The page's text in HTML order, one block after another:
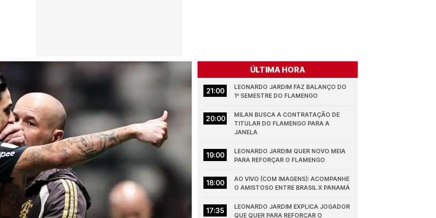
ÚLTIMA HORA
21:00
LEONARDO JARDIM FAZ BALANÇO DO
1º SEMESTRE DO FLAMENGO
20:00
MILAN BUSCA A CONTRATAÇÃO DE
TITULAR DO FLAMENGO PARA A
JANELA
19:00
LEONARDO JARDIM QUER NOVO MEIA
PARA REFORÇAR O FLAMENGO
18:00
AO VIVO (COM IMAGENS): ACOMPANHE
O AMISTOSO ENTRE BRASIL X PANAMÁ
17:35
LEONARDO JARDIM EXPLICA JOGADOR
QUE QUER PARA REFORÇAR O